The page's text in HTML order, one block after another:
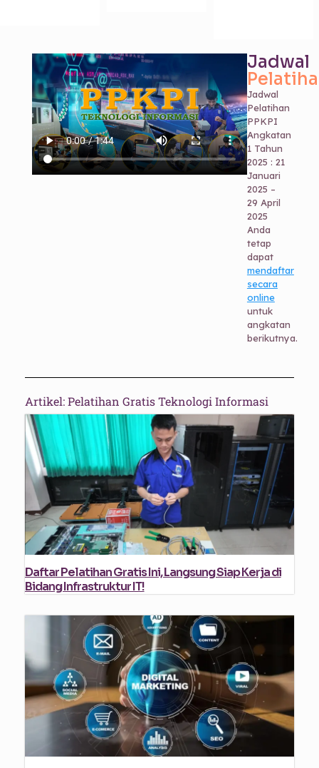
Jadwal
Jadwal
Pelatihan
PPKPI
Angkatan
1 Tahun
2025 : 21
Januari
2025 –
29 April
2025
Anda
tetap
dapat
mendaftar
secara
online
untuk
angkatan
berikutnya.
Artikel: Pelatihan Gratis Teknologi Informasi
Daftar Pelatihan Gratis Ini, Langsung Siap Kerja di
Bidang Infrastruktur IT!